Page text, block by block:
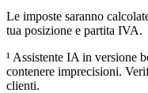
Le imposte saranno
tua posizione e partita IVA.
¹ Assistente IA in versione
contenere imprecisioni.
clienti.